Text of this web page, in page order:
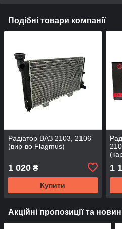
Подібні товари компанії
Радіатор ВАЗ 2103, 2106
(вир-во Flagmus)
1 020 ₴
Купити
1
Акційні пропозиції та